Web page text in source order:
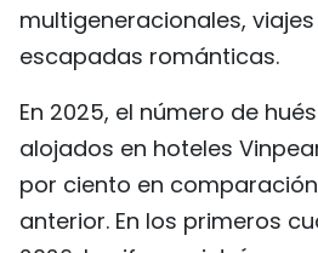
multigeneracionales,
escapadas románticas.
En 2025, el número de
alojados en hoteles
por ciento en
anterior. En los primeros